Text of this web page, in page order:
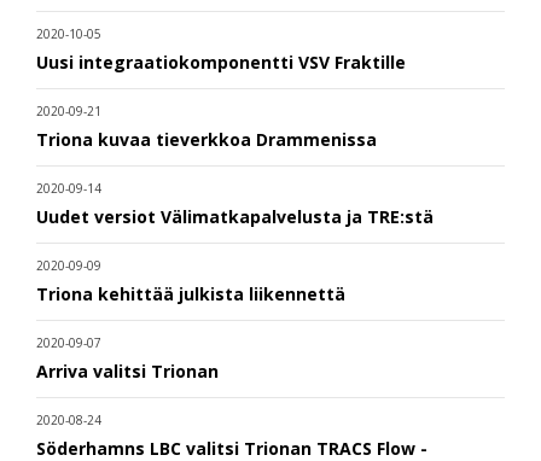
2020-10-05
Uusi integraatiokomponentti VSV Fraktille
2020-09-21
Triona kuvaa tieverkkoa Drammenissa
2020-09-14
Uudet versiot Välimatkapalvelusta ja TRE:stä
2020-09-09
Triona kehittää julkista liikennettä
2020-09-07
Arriva valitsi Trionan
2020-08-24
Söderhamns LBC valitsi Trionan TRACS Flow -